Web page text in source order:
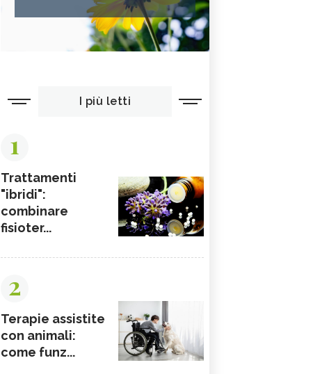
I più letti
1
Trattamenti
"ibridi":
combinare
fisioter...
2
Terapie assistite
con animali:
come funz...